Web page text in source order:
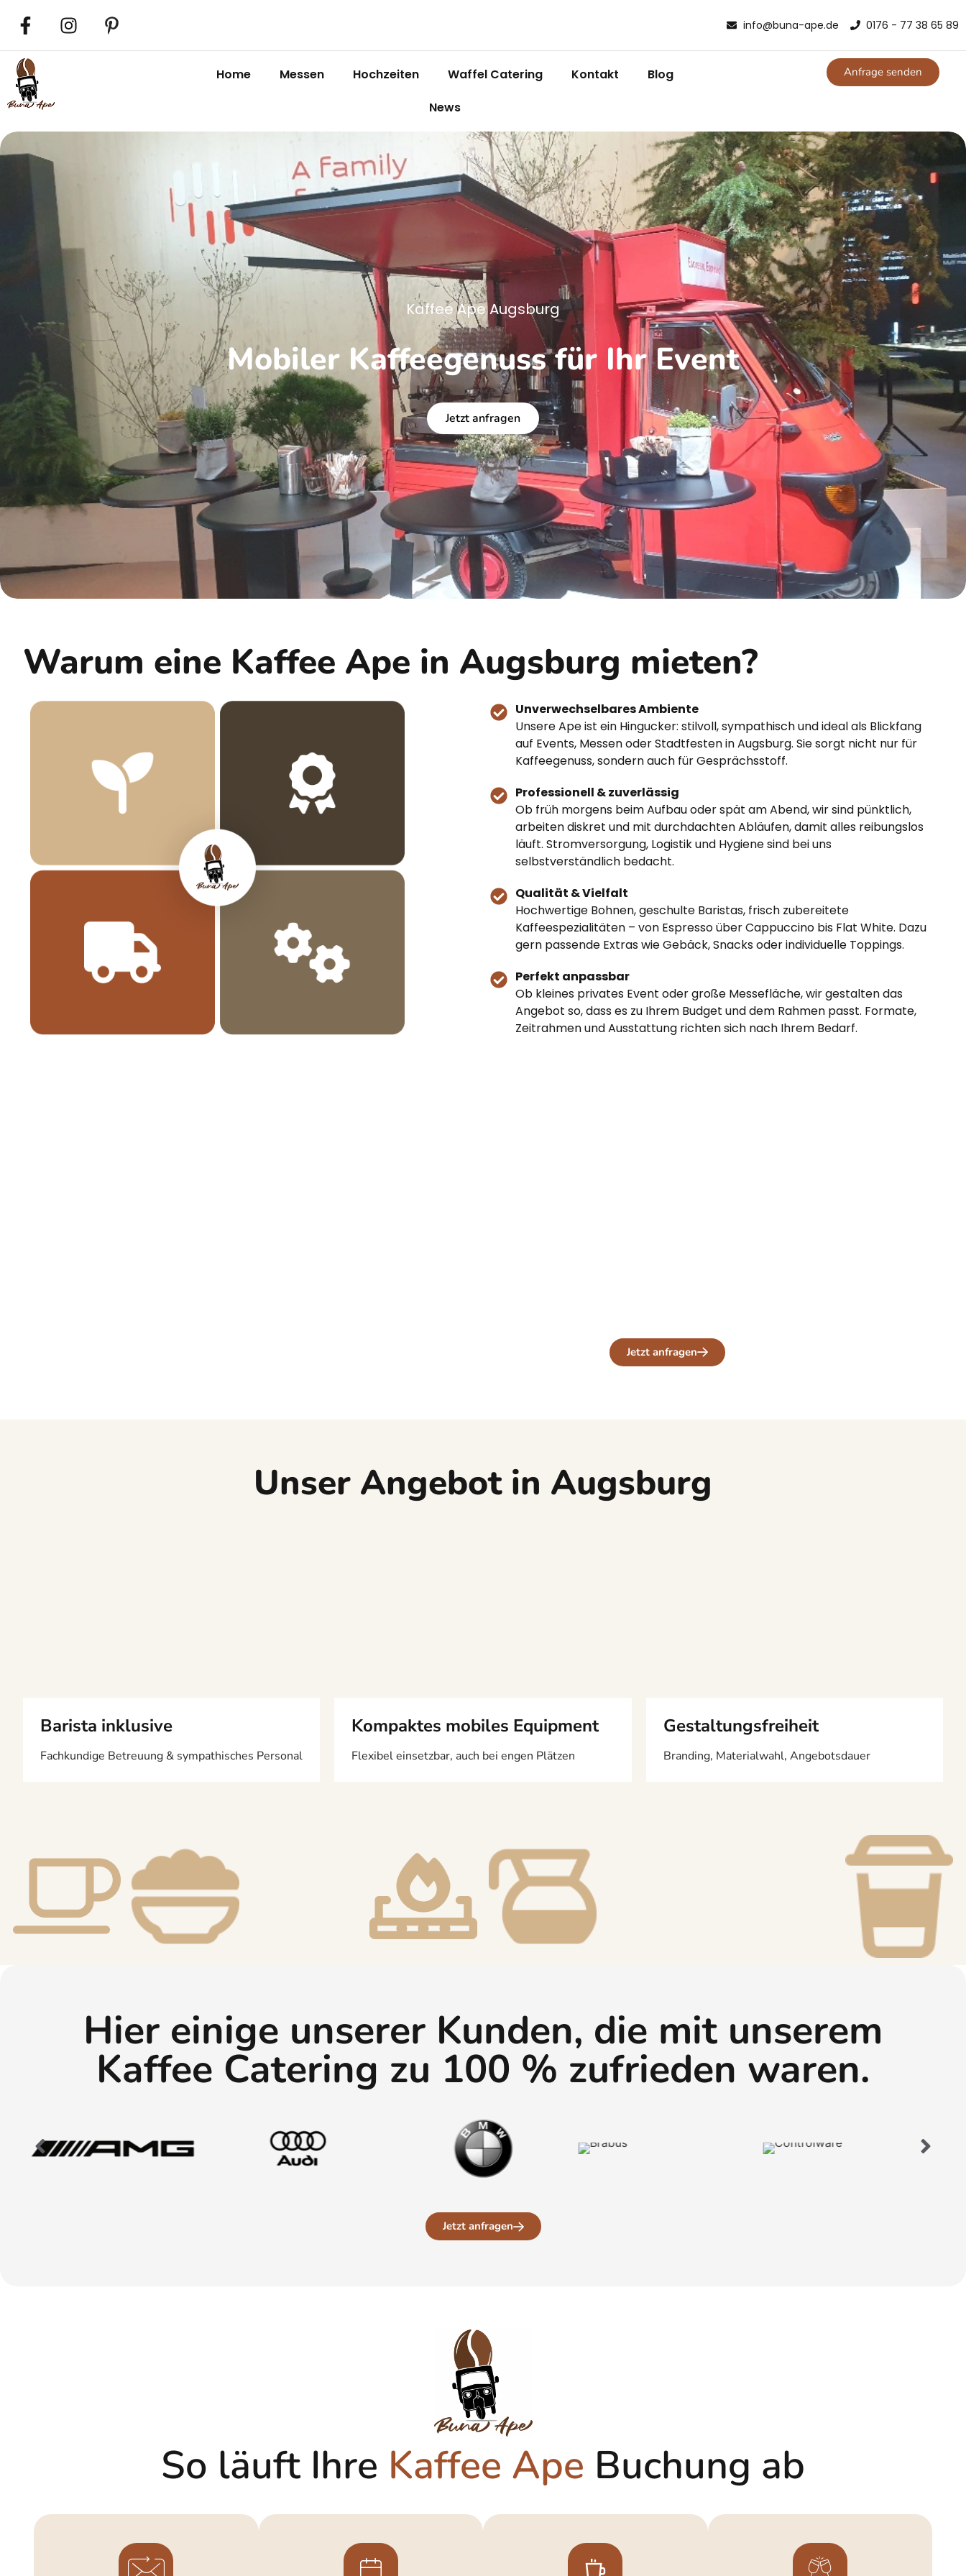
info@buna-ape.de 0176 - 77 38 65 89
Home Messen Hochzeiten Waffel Catering Kontakt
Blog
News
Anfrage senden
Kaffee Ape Augsburg
Mobiler Kaffeegenuss für Ihr Event
Jetzt anfragen
Warum eine Kaffee Ape in Augsburg mieten?
Unverwechselbares Ambiente
Unsere Ape ist ein Hingucker: stilvoll, sympathisch und ideal als Blickfang
auf Events, Messen oder Stadtfesten in Augsburg. Sie sorgt nicht nur für
Kaffeegenuss, sondern auch für Gesprächsstoff.
Professionell & zuverlässig
Ob früh morgens beim Aufbau oder spät am Abend, wir sind pünktlich,
arbeiten diskret und mit durchdachten Abläufen, damit alles reibungslos
läuft. Stromversorgung, Logistik und Hygiene sind bei uns
selbstverständlich bedacht.
Qualität & Vielfalt
Hochwertige Bohnen, geschulte Baristas, frisch zubereitete
Kaffeespezialitäten – von Espresso über Cappuccino bis Flat White. Dazu
gern passende Extras wie Gebäck, Snacks oder individuelle Toppings.
Perfekt anpassbar
Ob kleines privates Event oder große Messefläche, wir gestalten das
Angebot so, dass es zu Ihrem Budget und dem Rahmen passt. Formate,
Zeitrahmen und Ausstattung richten sich nach Ihrem Bedarf.
Jetzt anfragen
Unser Angebot in Augsburg
Barista inklusive
Fachkundige Betreuung & sympathisches Personal
Kompaktes mobiles Equipment
Flexibel einsetzbar, auch bei engen Plätzen
Gestaltungsfreiheit
Branding, Materialwahl, Angebotsdauer
Hier einige unserer Kunden, die mit unserem
Kaffee Catering zu 100 % zufrieden waren.
Jetzt anfragen
So läuft Ihre Kaffee Ape Buchung ab